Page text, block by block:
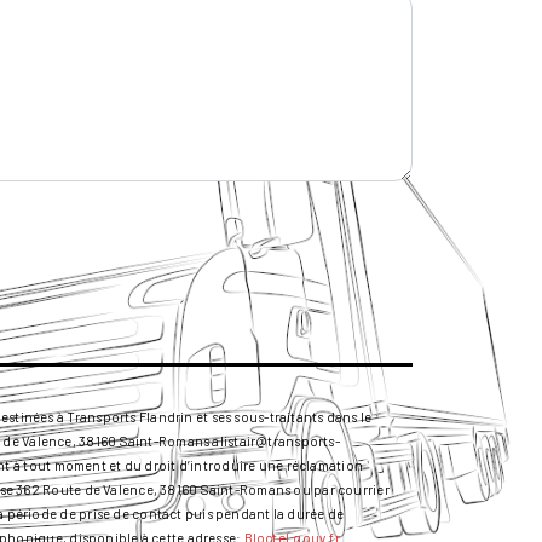
à Transports Flandrin et ses sous-traitants dans le
Valence, 38160 Saint-Romans alistair@transports-
à tout moment et du droit d’introduire une réclamation
362 Route de Valence, 38160 Saint-Romans ou par courrier
de prise de contact puis pendant la durée de
disponible à cette adresse:
Bloctel.gouv.fr.